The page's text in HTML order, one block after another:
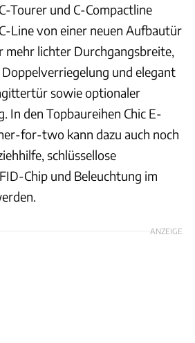
Tourer und C-Compactline
Line von einer neuen Aufbautür
lichter Durchgangsbreite,
und elegant
sowie optionaler
In den Topbaureihen Chic E-
for-two kann dazu auch noch
schlüssellose
Chip und Beleuchtung im
ANZEIGE